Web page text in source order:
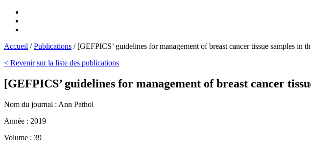
Accueil /Publications / [GEFPICS’ guidelines for management of breast cancer tissue samples in
< Revenir sur la liste des publications
[GEFPICS’ guidelines for management of breast cancer
Nom du journal : Ann Pathol
Année : 2019
Volume : 39